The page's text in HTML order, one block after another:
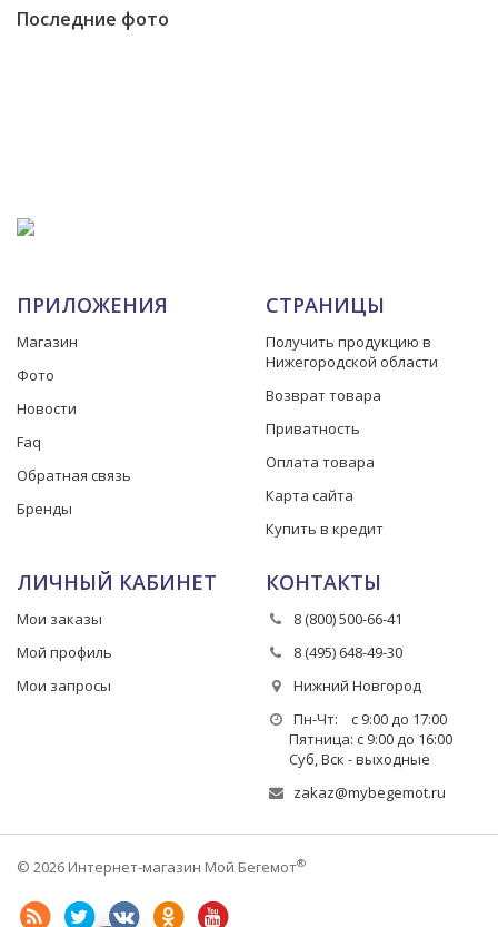
Последние фото
ПРИЛОЖЕНИЯ
Магазин
Фото
Новости
Faq
Обратная связь
Бренды
СТРАНИЦЫ
Получить продукцию в
Нижегородской области
Возврат товара
Приватность
Оплата товара
Карта сайта
Купить в кредит
ЛИЧНЫЙ КАБИНЕТ
Мои заказы
Мой профиль
Мои запросы
КОНТАКТЫ
8 (800) 500-66-41
8 (495) 648-49-30
Нижний Новгород
Пн-Чт: с 9:00 до 17:00
Пятница: с 9:00 до 16:00
Суб, Вск - выходные
zakaz@mybegemot.ru
© 2026 Интернет-магазин Мой Бегемот®